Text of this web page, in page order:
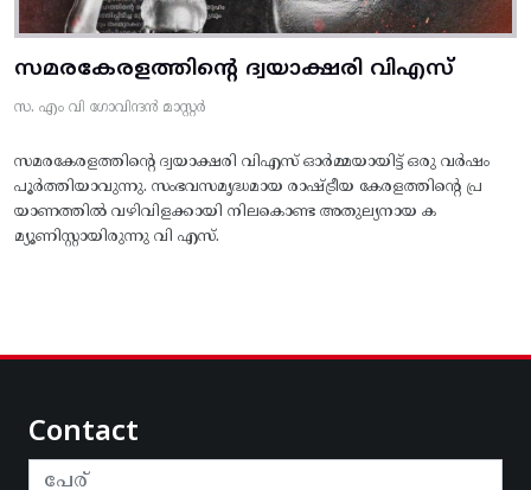
സമരകേരളത്തിൻ്റെ ദ്വയാക്ഷരി വിഎസ്
സ. എം വി ഗോവിന്ദൻ മാസ്റ്റർ
സമരകേരളത്തിൻ്റെ ദ്വയാക്ഷരി വിഎസ് ഓർമ്മയായിട്ട് ഒരു വർഷം
പൂർത്തിയാവുന്നു. സംഭവസമൃദ്ധമായ രാഷ്ട്രീയ കേരളത്തിന്റെ പ്ര
യാണത്തിൽ വഴിവിളക്കായി നിലകൊണ്ട അതുല്യനായ ക
മ്യൂണിസ്റ്റായിരുന്നു വി എസ്.
Contact